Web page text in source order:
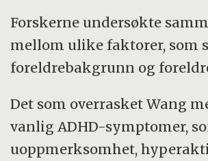
Forskerne undersøkte
mellom ulike faktorer, som
foreldrebakgrunn og
Det som overrasket Wang
vanlig ADHD-symptomer,
uoppmerksomhet,